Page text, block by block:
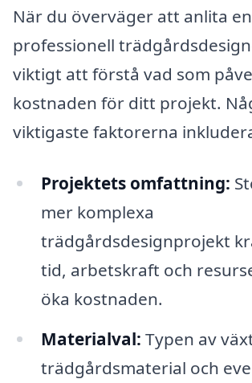
När du överväger att anlita en
professionell
viktigt att förstå vad som
kostnaden för ditt projekt.
viktigaste faktorerna
Projektets omfattning:
mer komplexa
trädgårdsdesignprojekt
tid, arbetskraft och
öka kostnaden.
Materialval: Typen av
trädgårdsmaterial och